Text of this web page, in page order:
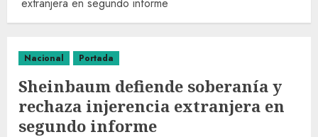
Nacional Portada
Sheinbaum defiende soberanía y
rechaza injerencia extranjera en
segundo informe